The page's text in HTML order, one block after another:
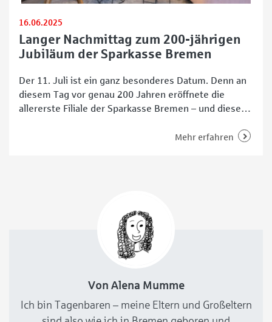
16.06.2025
Langer Nachmittag zum 200-jährigen
Jubiläum der Sparkasse Bremen
Der 11. Juli ist ein ganz besonderes Datum. Denn an
diesem Tag vor genau 200 Jahren eröffnete die
allererste Filiale der Sparkasse Bremen – und dieses
personengeführten Filialen an eben diesem Datum
Mehr erfahren
Von Alena Mumme
Ich bin Tagenbaren – meine Eltern und Großeltern